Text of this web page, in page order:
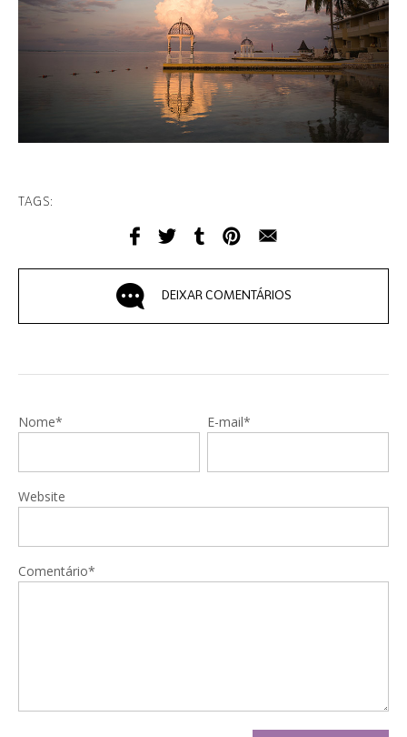
TAGS:
DEIXAR COMENTÁRIOS
Nome* E-mail*
Website
Comentário*